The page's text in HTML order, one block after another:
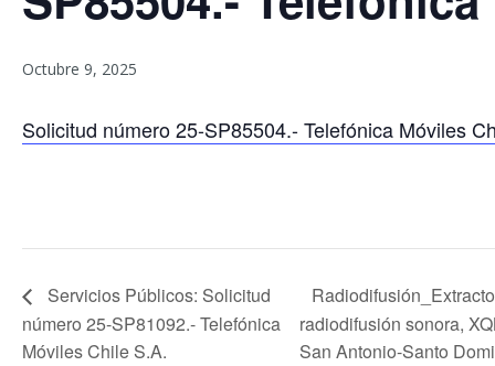
Octubre 9, 2025
Solicitud número 25-SP85504.- Telefónica Móviles
Servicios Públicos: Solicitud
número 25-SP81092.- Telefónica
Móviles Chile S.A.
radiodifusión sonora,
San Antonio-Santo